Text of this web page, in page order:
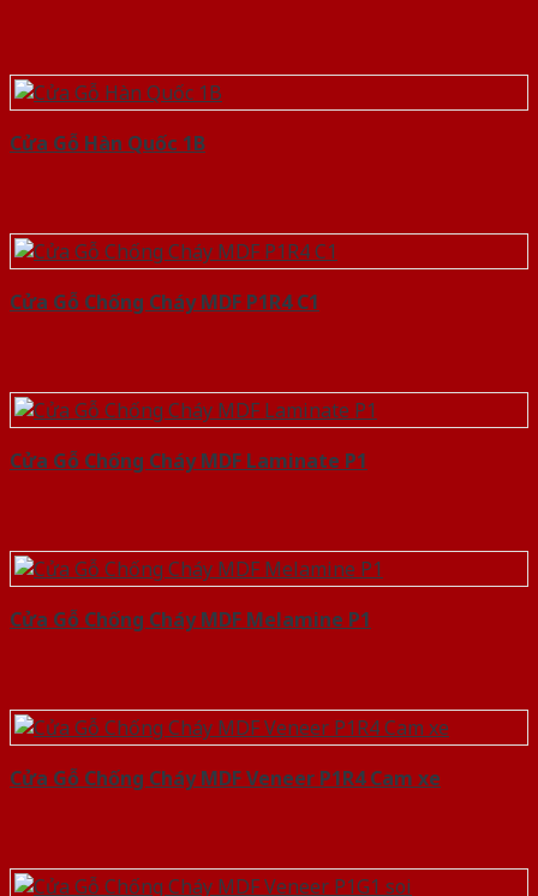
Cửa Gỗ Hàn Quốc 1B
Cửa Gỗ Chống Cháy MDF P1R4 C1
Cửa Gỗ Chống Cháy MDF Laminate P1
Cửa Gỗ Chống Cháy MDF Melamine P1
Cửa Gỗ Chống Cháy MDF Veneer P1R4 Cam xe